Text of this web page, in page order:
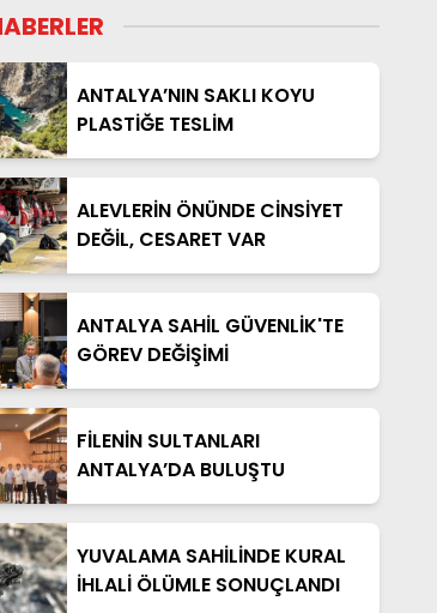
ANTALYA’NIN SAKLI KOYU
PLASTİĞE TESLİM
ALEVLERİN ÖNÜNDE CİNSİYET
DEĞİL, CESARET VAR
ANTALYA SAHİL GÜVENLİK'TE
GÖREV DEĞİŞİMİ
FİLENİN SULTANLARI
ANTALYA’DA BULUŞTU
YUVALAMA SAHİLİNDE KURAL
İHLALİ ÖLÜMLE SONUÇLANDI